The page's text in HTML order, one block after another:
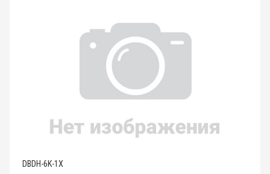
DBDH-6K-1X